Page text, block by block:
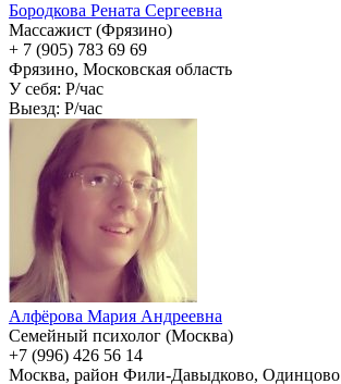
Бородкова Рената Сергеевна
Массажист (Фрязино)
+ 7 (905) 783 69 69
Фрязино, Московская область
У себя: P/час
Выезд: P/час
Алфёрова Мария Андреевна
Семейный психолог (Москва)
+7 (996) 426 56 14
Москва, район Фили-Давыдково, Одинцово